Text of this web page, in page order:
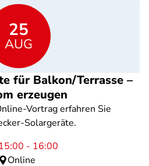
25
AUG
für Balkon/Terrasse –
erzeugen
Vortrag erfahren Sie
Solargeräte.
- 16:00
Online